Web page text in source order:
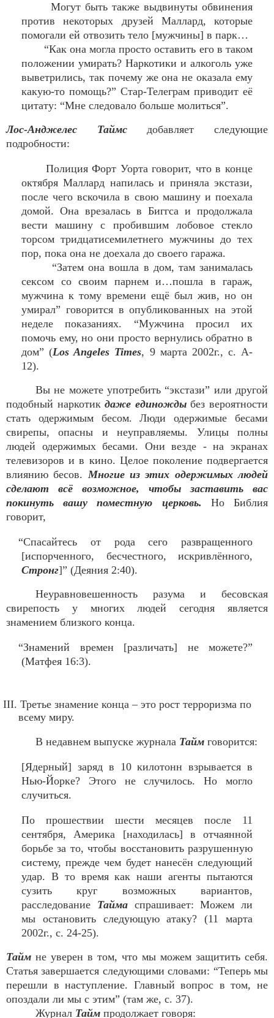
Могут быть также выдвинуты обвинения
против некоторых друзей Маллард, которые
помогали ей отвозить тело [мужчины] в парк…
“Как она могла просто оставить его в таком
положении умирать? Наркотики и алкогoль уже
выветрились, так почему же она не оказала ему
какую-то помощь?” Стар-Телеграм приводит её
цитату: “Мне следовало больше молиться”.
Лос-Анджелес Таймсдобавляет следующие
подробности:
Полиция Форт Уорта говорит, что в конце
октября Маллард напилась и приняла экстази,
после чего вскочила в свою машину и поехала
домой. Она врезалась в Биггса и продолжала
вести машину с пробившим лобовое стекло
торсом тридцатисемилетнего мужчины до тех
пор, пока она не доехала до своего гаража.
“Затем она вошла в дом, там занималась
сексом со своим парнем и…пошла в гараж,
мужчина к тому времени ещё был жив, но он
умирал” говорится в опубликованных на этой
неделе показаниях. “Мужчина просил их
помочь ему, но они просто вернулись обратно в
дом” (Los Angeles Times, 9 марта 2002г., с. A-
12).
Вы не можете употребить “экстази” или другой
подобный наркотикдаже единождыбез вероятности
стать одержимым бесом. Люди одержимые бесами
свирепы, опасны и неуправляемы. Улицы полны
людей одержимых бесами. Они везде - на экранах
телевизоров и в кино. Целое поколение подвергается
влиянию бесов.Многие из этих одержимых людей
сделают всё возможное, чтобы заставить вас
покинуть вашу поместную церковь. Но Библия
говорит,
“Спасайтесь от рода сего развращенного
[испорченного, бесчестного, искривлённого,
Стронг]” (Деяния 2:40).
Неуравновешенность разума и бесовская
свирепость у многих людей сегодня является
знамением близкого конца.
“Знамений времен [различать] не можете?”
(Матфея 16:3).
III. Третье знамение конца – это рост терроризма по
всему миру.
В недавнем выпуске журнала Тайм говорится:
[Ядерный] заряд в 10 килотонн взрывается в
Нью-Йорке? Этого не случилось. Но могло
случиться.
По прошествии шести месяцев после 11
сентября, Америка [находилась] в отчаянной
борьбе за то, чтобы восстановить разрушенную
систему, прежде чем будет нанесён следующий
удар. В то время как наши агенты пытаются
сузить круг возможных вариантов,
расследование Таймаспрашивает: Можем ли
мы остановить следующую атаку? (11 марта
2002г., с. 24-25).
Тайм не уверен в том, что мы можем защитить себя.
Статья завершается следующими словами: “Теперь мы
перешли в наступление. Главный вопрос в том, не
опоздали ли мы с этим” (там же, с. 37).
Журнал Тайм продолжает говоря: